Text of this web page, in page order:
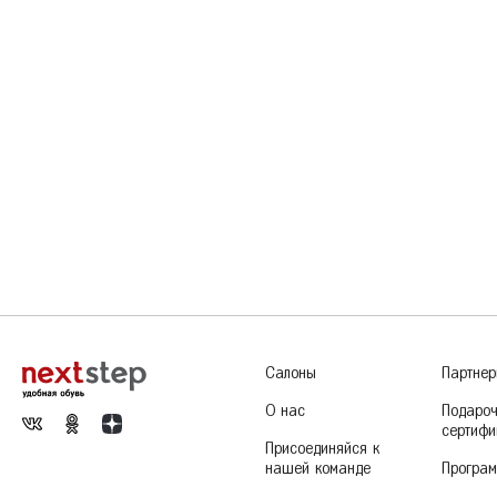
Салоны
О нас
Присоединяйся к
нашей команде